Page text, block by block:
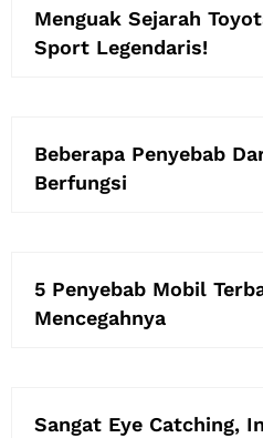
Menguak Sejarah
Sport Legendaris!
Beberapa Penyebab
Berfungsi
5 Penyebab Mobil
Mencegahnya
Sangat Eye Catching,